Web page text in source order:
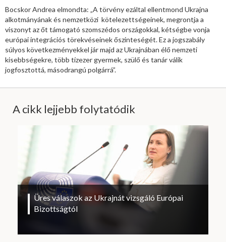
Bocskor Andrea elmondta: „A törvény ezáltal ellentmond Ukrajna
alkotmányának és nemzetközi kötelezettségeinek, megrontja a
viszonyt az őt támogató szomszédos országokkal, kétségbe vonja
európai integrációs törekvéseinek őszinteségét. Ez a jogszabály
súlyos következményekkel jár majd az Ukrajnában élő nemzeti
kisebbségekre, több tízezer gyermek, szülő és tanár válik
jogfosztottá, másodrangú polgárrá”.
A cikk lejjebb folytatódik
Üres válaszok az Ukrajnát vizsgáló Európai
Bizottságtól